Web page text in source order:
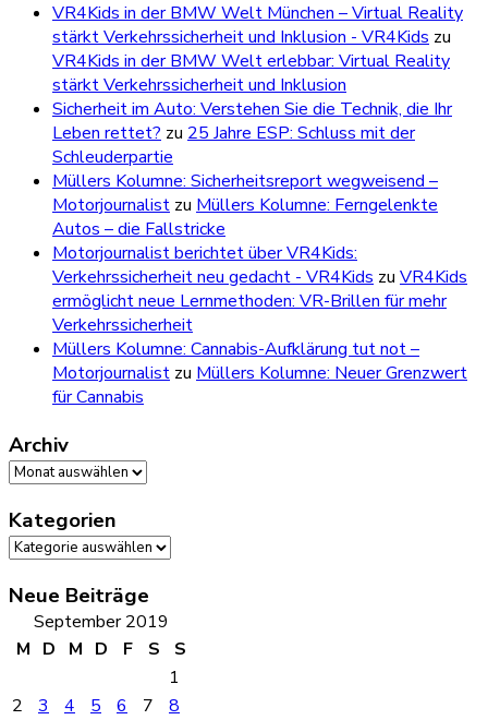
VR4Kids in der BMW Welt München – Virtual Reality
stärkt Verkehrssicherheit und Inklusion - VR4Kids zu
VR4Kids in der BMW Welt erlebbar: Virtual Reality
stärkt Verkehrssicherheit und Inklusion
Sicherheit im Auto: Verstehen Sie die Technik, die Ihr
Leben rettet? zu 25 Jahre ESP: Schluss mit der
Schleuderpartie
Müllers Kolumne: Sicherheitsreport wegweisend –
Motorjournalist zu Müllers Kolumne: Ferngelenkte
Autos – die Fallstricke
Motorjournalist berichtet über VR4Kids:
Verkehrssicherheit neu gedacht - VR4Kids zu VR4Kids
ermöglicht neue Lernmethoden: VR-Brillen für mehr
Verkehrssicherheit
Müllers Kolumne: Cannabis-Aufklärung tut not –
Motorjournalist zu Müllers Kolumne: Neuer Grenzwert
für Cannabis
Archiv
Archiv
Kategorien
Kategorien
Neue Beiträge
September 2019
M D M D F S
S
1
2
3 4 5 6 7
8